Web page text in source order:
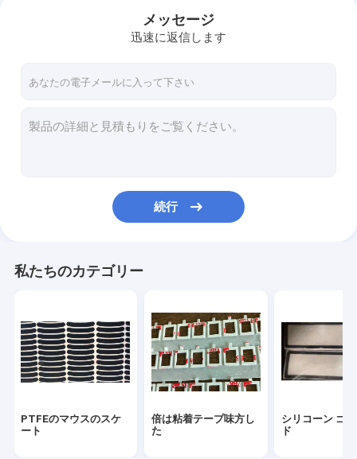
倍は粘着テープ味方した
シリコーン ゴムのパッド
注文の軽い拡散器
3Rゲル
型抜きされたマイラー
型抜きされた粘着テープ
型抜きされたプロダクト
メッセージ
迅速に返信します
続行
私たちのカテゴリー
PTFEのマウスのスケ
ート
倍は粘着テープ味方し
た
シリコーン ゴ
ド